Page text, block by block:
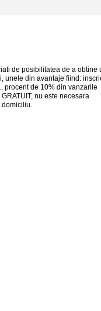
de posibilitatea de a obtine
unele din avantaje fiind:
procent de 10% din vanzarile
nu este necesara
domiciliu.